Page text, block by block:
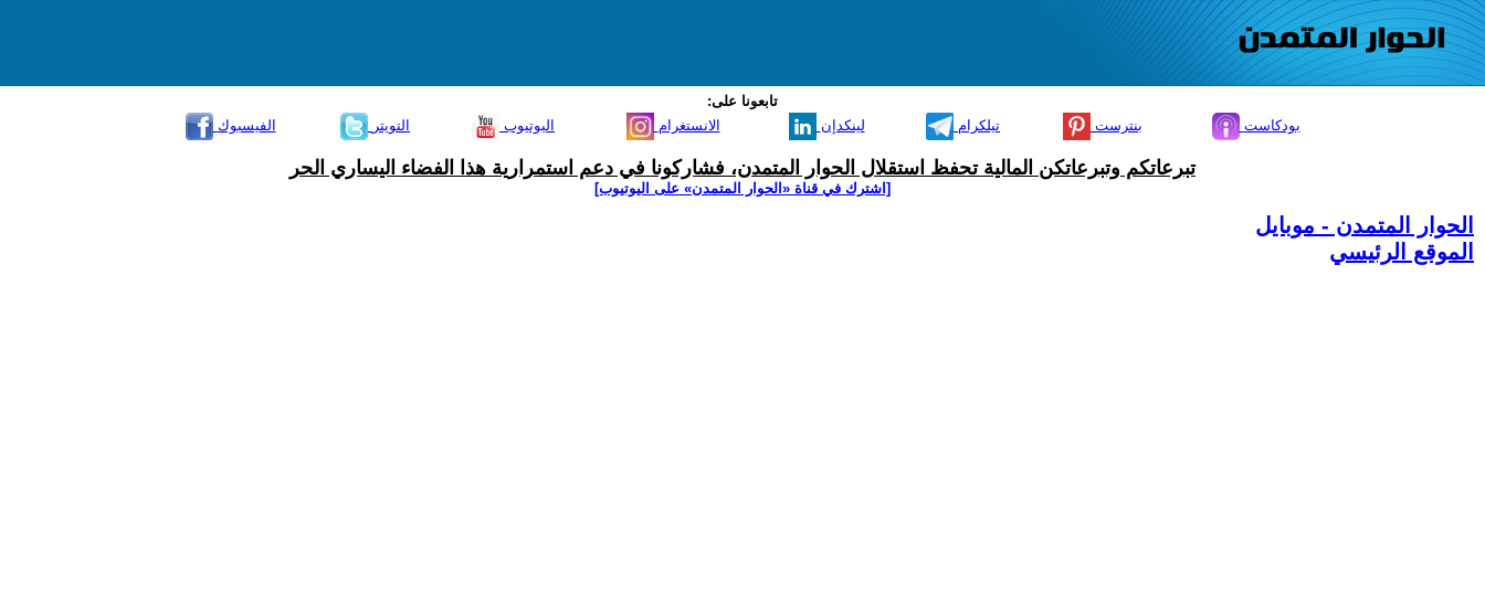
تابعونا على:
الفيسبوك
التويتر اليوتيوب الانستغرام لينكدإن تيلكرام بنترست بودكاست
تبرعاتكم وتبرعاتكن المالية تحفظ استقلال الحوار المتمدن، فشاركونا في دعم استمرارية هذا الفضاء اليساري الحر
[اشترك في قناة ‫«الحوار المتمدن» على اليوتيوب]
الحوار المتمدن - موبايل
الموقع الرئيسي